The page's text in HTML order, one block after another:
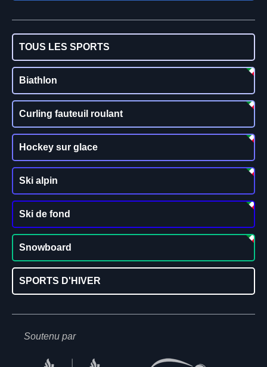
TOUS LES SPORTS
Biathlon
Curling fauteuil roulant
Hockey sur glace
Ski alpin
Ski de fond
Snowboard
SPORTS D'HIVER
Soutenu par